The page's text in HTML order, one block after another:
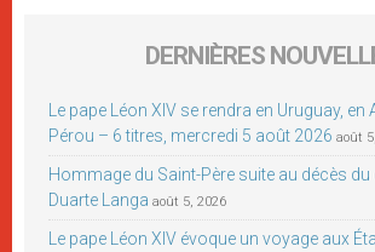
DERNIÈRES
Le pape Léon XIV se rendra en Uruguay, en
Pérou – 6 titres, mercredi 5 août 2026 août
Hommage du Saint-Père suite au décès
Duarte Langa août 5, 2026
Le pape Léon XIV évoque un voyage aux